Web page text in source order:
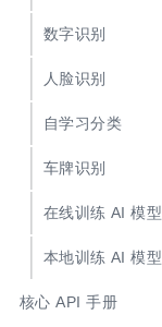
数字识别
人脸识别
自学习分类
车牌识别
在线训练 AI 模型
本地训练 AI 模型
核心 API 手册